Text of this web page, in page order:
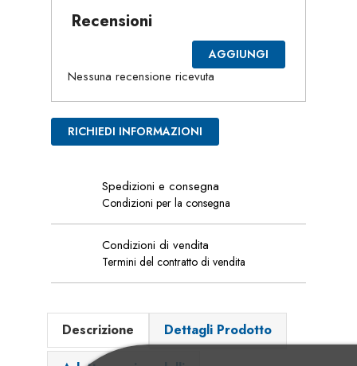
Recensioni
AGGIUNGI
Nessuna recensione ricevuta
RICHIEDI INFORMAZIONI
Spedizioni e consegna
Condizioni per la consegna
Condizioni di vendita
Termini del contratto di vendita
Descrizione Dettagli Prodotto